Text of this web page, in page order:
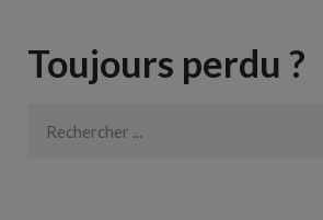
Toujours perdu ?